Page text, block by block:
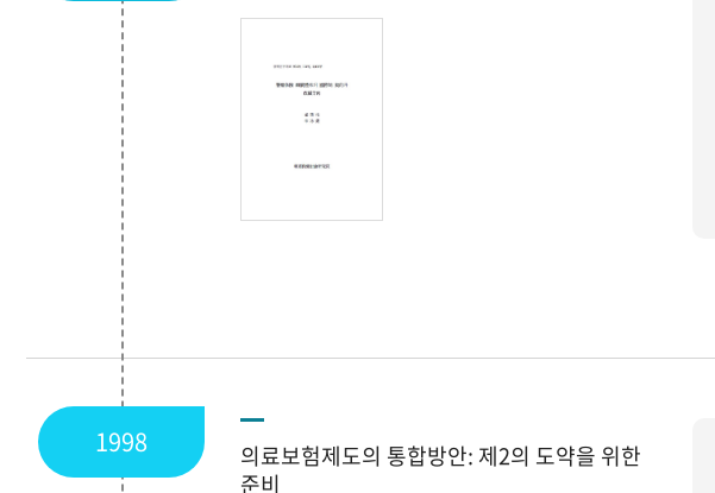
1998
의료보험제도의 통합방안: 제2의 도약을 위한
준비